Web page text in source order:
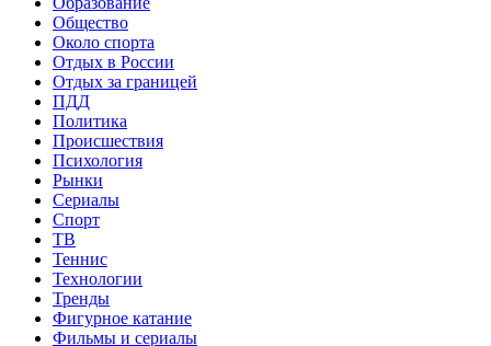
Общество
Около спорта
Отдых в России
Отдых за границей
ПДД
Политика
Происшествия
Психология
Рынки
Сериалы
Спорт
ТВ
Теннис
Технологии
Тренды
Фигурное катание
Фильмы и сериалы